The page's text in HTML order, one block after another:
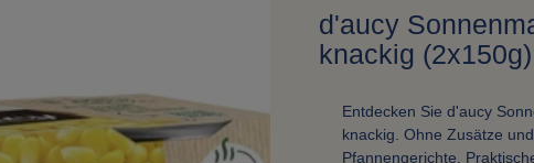
d'aucy
knackig
Entdecken Sie d'aucy
knackig. Ohne Zusätze
Pfannengerichte.